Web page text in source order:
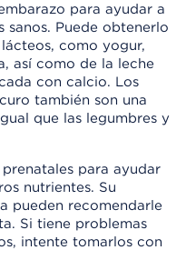
para ayudar a
sanos. Puede obtenerlo
como yogur,
así como de la leche
con calcio. Los
también son una
que las legumbres y
para ayudar
nutrientes. Su
pueden recomendarle
Si tiene problemas
intente tomarlos con